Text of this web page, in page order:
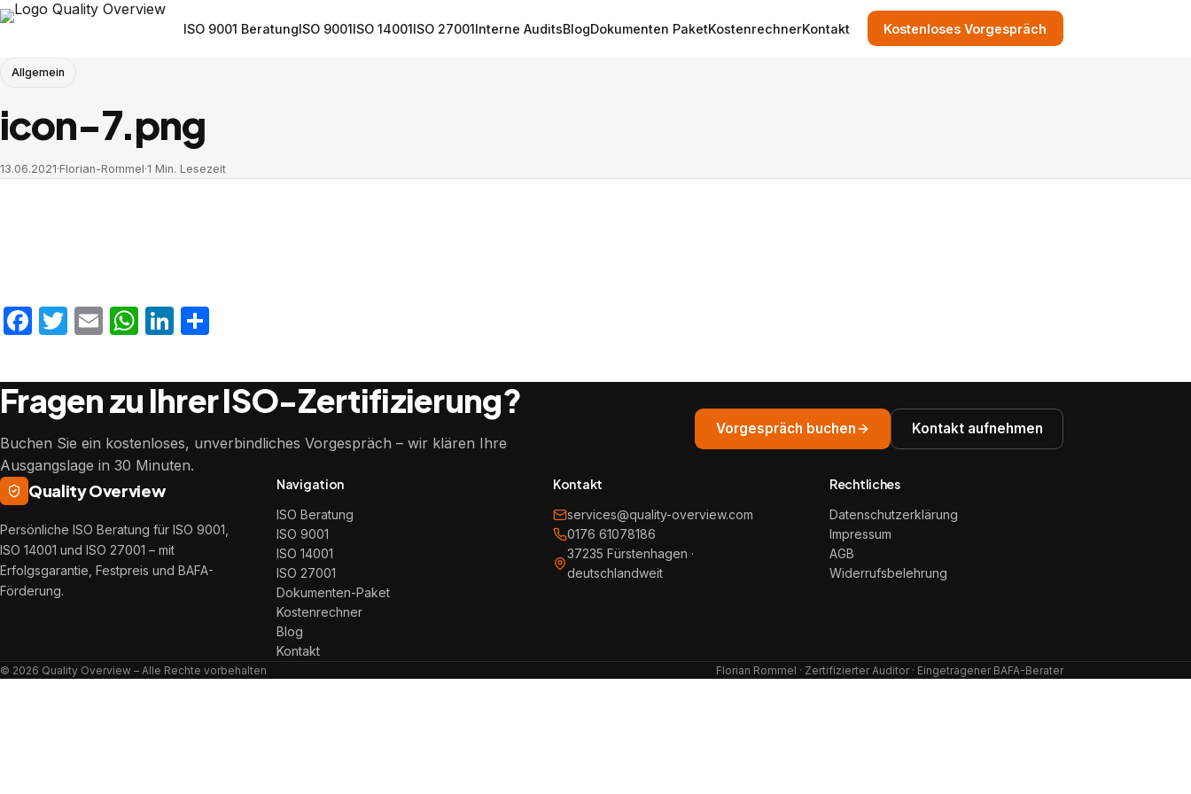
ISO 9001 BeratungISO 9001ISO 14001ISO 27001Interne AuditsBlogDokumenten PaketKostenrechnerKontakt Kostenloses Vorgespräch
Allgemein
icon-7.png
13.06.2021·Florian-Rommel·1 Min. Lesezeit
Facebook
Twitter
EmailWhatsApp
LinkedIn
Fragen zu Ihrer ISO-Zertifizierung?
Buchen Sie ein kostenloses, unverbindliches Vorgespräch – wir klären Ihre
Ausgangslage in 30 Minuten.
Vorgespräch buchen Kontakt aufnehmen
Quality Overview
Persönliche ISO Beratung für ISO 9001,
ISO 14001 und ISO 27001 – mit
Erfolgsgarantie, Festpreis und BAFA-
Förderung.
Navigation
ISO Beratung
ISO 9001
ISO 14001
ISO 27001
Dokumenten-Paket
Kostenrechner
Blog
Kontakt
Kontakt
services@quality-overview.com
0176 61078186
37235 Fürstenhagen ·
deutschlandweit
Rechtliches
Datenschutzerklärung
Impressum
AGB
Widerrufsbelehrung
© 2026 Quality Overview – Alle Rechte vorbehalten Florian Rommel · Zertifizierter Auditor · Eingetragener BAFA-Berater